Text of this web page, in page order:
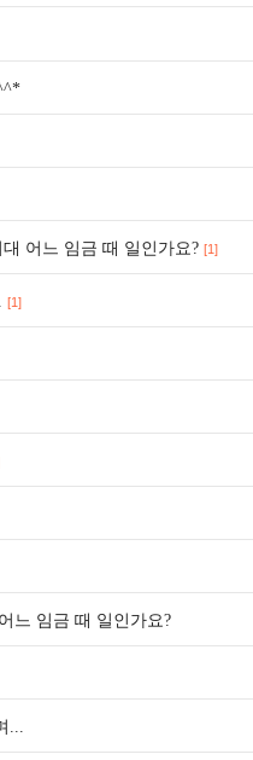
어느 임금 때 일인가요? [1]
[1]
느 임금 때 일인가요?
...